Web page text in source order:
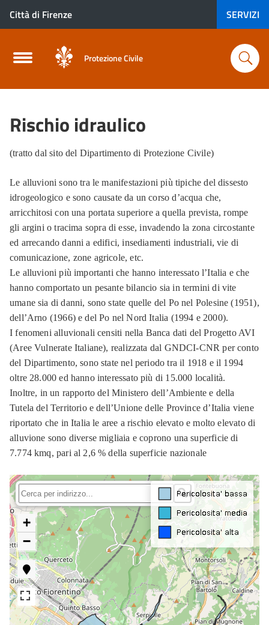
Città di Firenze SERVIZI
Protezione Civile
Rischio idraulico
(tratto dal sito del Dipartimento di Protezione Civile)
Le alluvioni sono tra le manifestazioni più tipiche del dissesto
idrogeologico e sono causate da un corso d’acqua che,
arricchitosi con una portata superiore a quella prevista, rompe
gli argini o tracima sopra di esse, invadendo la zona circostante
ed arrecando danni a edifici, insediamenti industriali, vie di
comunicazione, zone agricole, etc.
Le alluvioni più importanti che hanno interessato l’Italia e che
hanno comportato un pesante bilancio sia in termini di vite
umane sia di danni, sono state quelle del Po nel Polesine (1951),
dell’Arno (1966) e del Po nel Nord Italia (1994 e 2000).
I fenomeni alluvionali censiti nella Banca dati del Progetto AVI
(Aree Vulnerate Italiane), realizzata dal GNDCI-CNR per conto
del Dipartimento, sono state nel periodo tra il 1918 e il 1994
oltre 28.000 ed hanno interessato più di 15.000 località.
Inoltre, in un rapporto del Ministero dell’Ambiente e della
Tutela del Territorio e dell’Unione delle Province d’Italia viene
riportato che in Italia le aree a rischio elevato e molto elevato di
alluvione sono diverse migliaia e coprono una superficie di
7.774 kmq, pari al 2,6 % della superficie nazionale